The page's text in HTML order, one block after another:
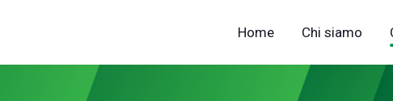
Home Chi siamo